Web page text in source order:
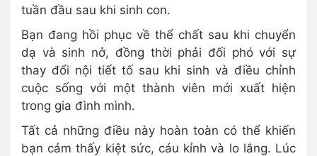
tuần đầu sau khi sinh con.
Bạn đang hồi phục về thể chất sau khi chuyển
dạ và sinh nở, đồng thời phải đối phó với sự
thay đổi nội tiết tố sau khi sinh và điều chỉnh
cuộc sống với một thành viên mới xuất hiện
trong gia đình mình.
Tất cả những điều này hoàn toàn có thể khiến
bạn cảm thấy kiệt sức, cáu kỉnh và lo lắng. Lúc